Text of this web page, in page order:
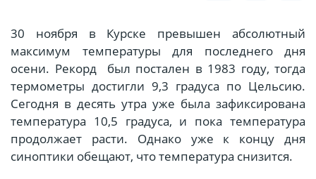
30 ноября в Курске превышен абсолютный
максимум температуры для последнего дня
осени. Рекорд был постален в 1983 году, тогда
термометры достигли 9,3 градуса по Цельсию.
Сегодня в десять утра уже была зафиксирована
температура 10,5 градуса, и пока температура
продолжает расти. Однако уже к концу дня
синоптики обещают, что температура снизится.